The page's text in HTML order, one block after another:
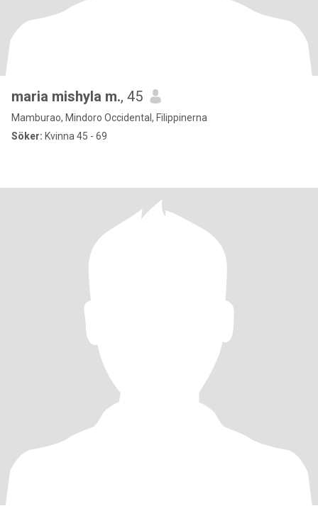
maria mishyla m., 45
Mamburao, Mindoro Occidental, Filippinerna
Söker: Kvinna 45 - 69